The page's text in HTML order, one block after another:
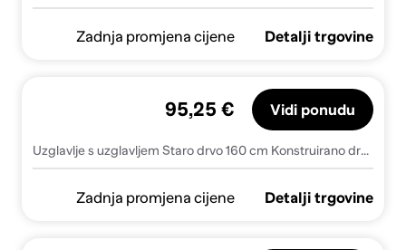
Zadnja promjena cijene Detalji trgovine
Uzglavlje s uzglavljem Staro drvo 160 cm Konstruirano drvo - Staro drvo 160 cm
95,25 € Vidi ponudu
Zadnja promjena cijene Detalji trgovine